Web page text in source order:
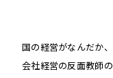
国の経営がなんだか、
会社経営の反面教師の